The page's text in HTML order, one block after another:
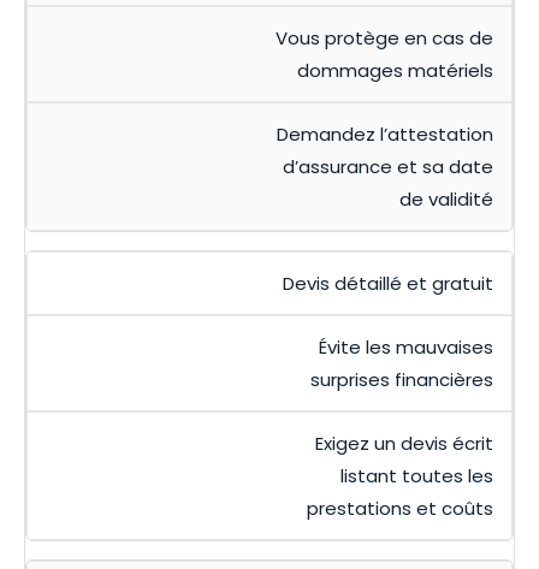
Vous protège en cas de
dommages matériels
Demandez l’attestation
d’assurance et sa date
de validité
Devis détaillé et gratuit
Évite les mauvaises
surprises financières
Exigez un devis écrit
listant toutes les
prestations et coûts